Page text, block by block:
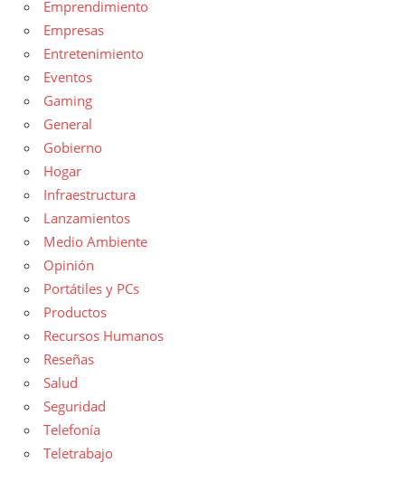
Emprendimiento
Empresas
Entretenimiento
Eventos
Gaming
General
Gobierno
Hogar
Infraestructura
Lanzamientos
Medio Ambiente
Opinión
Portátiles y PCs
Productos
Recursos Humanos
Reseñas
Salud
Seguridad
Telefonía
Teletrabajo